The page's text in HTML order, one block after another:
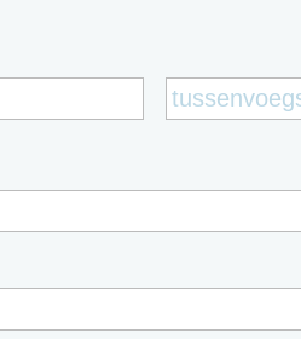
Voornaam